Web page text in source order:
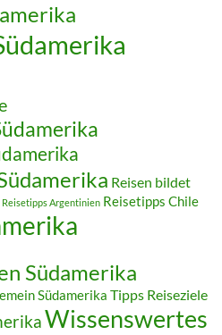
Reisen bildet
Reisetipps Argentinien Reisetipps Chile
Südamerika
Südamerika Tipps Reiseziele
Wissenswertes